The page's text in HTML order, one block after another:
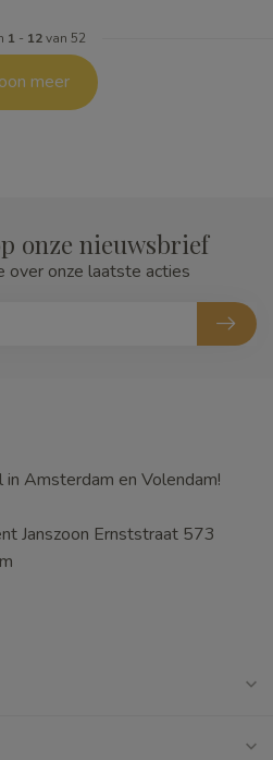
1 - 12van 52
meer
onze nieuwsbrief
over onze laatste acties
Amsterdam en Volendam!
Janszoon Ernststraat 573